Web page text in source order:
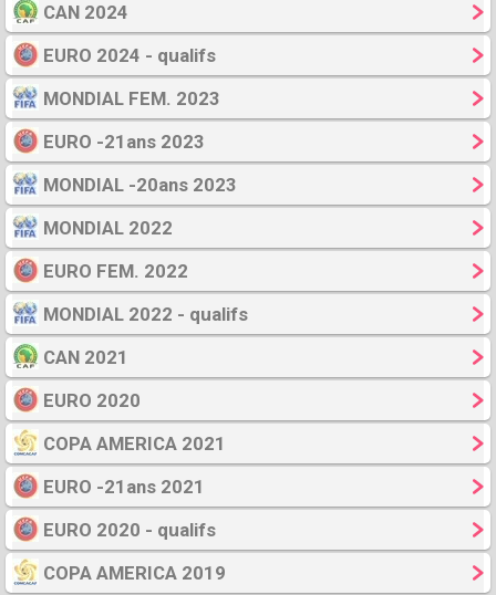
CAN 2024
EURO 2024 - qualifs
MONDIAL FEM. 2023
EURO -21ans 2023
MONDIAL -20ans 2023
MONDIAL 2022
EURO FEM. 2022
MONDIAL 2022 - qualifs
CAN 2021
EURO 2020
COPA AMERICA 2021
EURO -21ans 2021
EURO 2020 - qualifs
COPA AMERICA 2019